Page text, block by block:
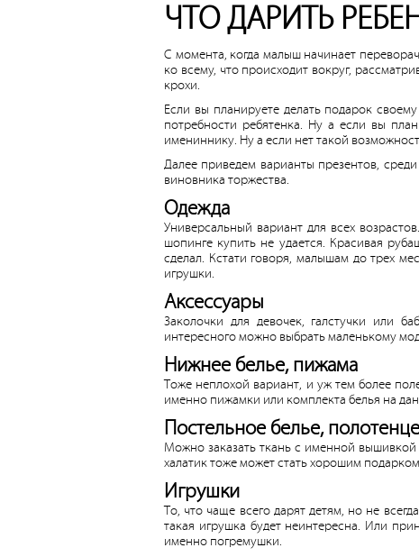
ЧТО ДАРИТЬ
С момента, когда малыш начинает
ко всему, что происходит вокруг,
крохи.
Если вы планируете делать подарок
потребности ребятенка. Ну а если вы
имениннику. Ну а если нет такой
Далее приведем варианты презентов,
виновника торжества.
Одежда
Универсальный вариант для всех
шопинге купить не удается. Красивая
сделал. Кстати говоря, малышам до трех
игрушки.
Аксессуары
Заколочки для девочек, галстучки или
интересного можно выбрать маленькому
Нижнее белье, пижама
Тоже неплохой вариант, и уж тем более
именно пижамки или комплекта белья на
Постельное белье, полотенце
Можно заказать ткань с именной
халатик тоже может стать хорошим
Игрушки
То, что чаще всего дарят детям, но не
такая игрушка будет неинтересна. Или
именно погремушки.